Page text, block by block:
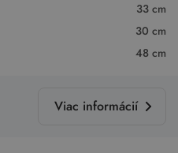
33 cm
30 cm
48 cm
Viac informácií